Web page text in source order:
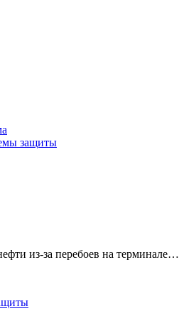
защиты
из-за перебоев на терминале…